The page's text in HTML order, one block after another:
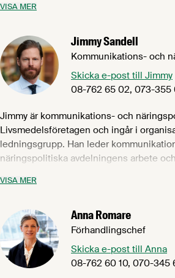
konditorer och Måleriföretagen i Sverige.
att skapa bästa möjliga förutsättningar
livsmedelsindustri fortsatt ska kunna
den internationella marknaden när det
produktsäkerhet, hållbarhet och
livsmedelsindustri idag håller absolut
VISA MER
Jimmy Sandell
Kommunikations- och
Skicka e-post till Jimmy
08-762 65 02, 073-355
Jimmy är kommunikations- och
Livsmedelsföretagen och ingår i
ledningsgrupp. Han leder
näringspolitiska avdelningens arbete
kommunikation och näringspolitiska
återkommande även med industri- och
projekt och aktiviteter. Jimmy kommer
byråchef och vice VD på United Minds.
Primegruppen som består av
strategiföretaget United Minds. Prime &
VISA MER
Anna Romare
Förhandlingschef
Skicka e-post till Anna
08-762 60 10, 070-345